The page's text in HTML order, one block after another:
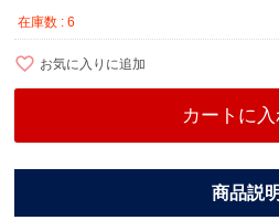
在庫数
6
お気に入りに追加
カートに入